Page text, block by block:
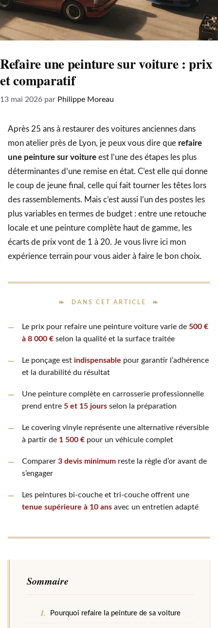
Refaire une peinture sur voiture : prix
et comparatif
13 mai 2026 par Philippe Moreau
Après 25 ans à restaurer des voitures anciennes dans
mon atelier près de Lyon, je peux vous dire que refaire
une peinture sur voiture est l’une des étapes les plus
déterminantes d’une remise en état. C’est elle qui donne
le coup de jeune final, celle qui fait tourner les têtes lors
des rassemblements. Mais c’est aussi l’un des postes les
plus variables en termes de budget : entre une retouche
locale et une peinture complète haut de gamme, les
écarts de prix vont de 1 à 20. Je vous livre ici mon
expérience terrain pour vous aider à faire le bon choix.
DANS CET ARTICLE
Le prix pour refaire une peinture voiture varie de 500 €
à 8 000 €selon la qualité et la surface traitée
Le ponçage est indispensable pour garantir l’adhérence
et la durabilité du résultat
Une peinture complète en carrosserie professionnelle
prend entre 5 et 15 joursselon la préparation
Le covering vinyle représente une alternative réversible
à partir de 1 500 €pour un véhicule complet
Comparer 3 devis minimumreste la règle d’or avant de
s’engager
Les peintures bi-couche et tri-couche offrent une
tenue supérieure à 10 ansavec un entretien adapté
Sommaire
Pourquoi refaire la peinture de sa voiture